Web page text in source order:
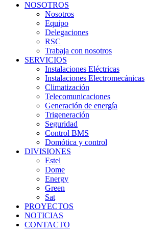
NOSOTROS
Nosotros
Equipo
Delegaciones
RSC
Trabaja con nosotros
SERVICIOS
Instalaciones Eléctricas
Instalaciones Electromecánicas
Climatización
Telecomunicaciones
Generación de energía
Trigeneración
Seguridad
Control BMS
Domótica y control
DIVISIONES
Estel
Dome
Energy
Green
Sat
PROYECTOS
NOTICIAS
CONTACTO